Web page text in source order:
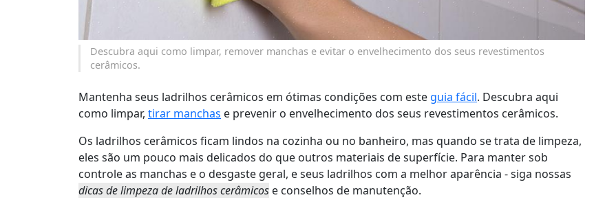
Descubra aqui como limpar, remover manchas e evitar o envelhecimento dos seus revestimentos
cerâmicos.
Mantenha seus ladrilhos cerâmicos em ótimas condições com este guia fácil. Descubra aqui
como limpar, tirar manchas e prevenir o envelhecimento dos seus revestimentos cerâmicos.
Os ladrilhos cerâmicos ficam lindos na cozinha ou no banheiro, mas quando se trata de limpeza,
eles são um pouco mais delicados do que outros materiais de superfície. Para manter sob
controle as manchas e o desgaste geral, e seus ladrilhos com a melhor aparência - siga nossas
dicas de limpeza de ladrilhos cerâmicos e conselhos de manutenção.